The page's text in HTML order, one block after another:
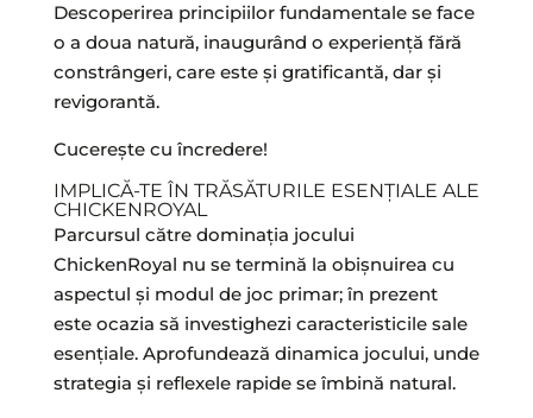
Descoperirea principiilor fundamentale se face
o a doua natură, inaugurând o experiență fără
constrângeri, care este și gratificantă, dar și
revigorantă.
Cucerește cu încredere!
IMPLICĂ-TE ÎN TRĂSĂTURILE ESENȚIALE ALE
CHICKENROYAL
Parcursul către dominația jocului
ChickenRoyal nu se termină la obișnuirea cu
aspectul și modul de joc primar; în prezent
este ocazia să investighezi caracteristicile sale
esențiale. Aprofundează dinamica jocului, unde
strategia și reflexele rapide se îmbină natural.